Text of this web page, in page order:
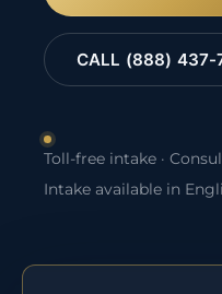
CALL (888) 437-
Toll-free intake ·
Intake available in